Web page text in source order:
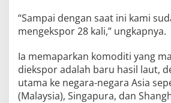
“Sampai dengan saat ini kami
mengekspor 28 kali,” ungkapnya.
Ia memaparkan komoditi yang
diekspor adalah baru hasil laut,
utama ke negara-negara Asia
(Malaysia), Singapura, dan